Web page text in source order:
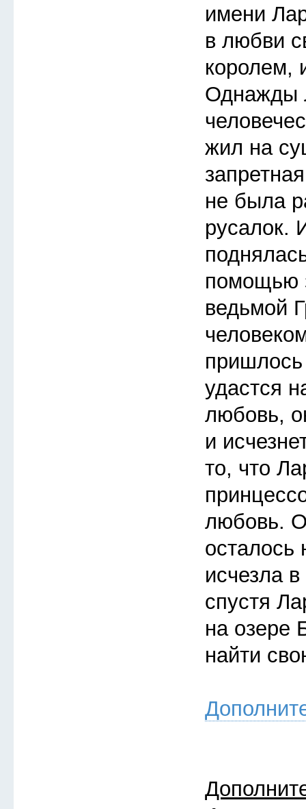
имени
в любви
королем,
Однажды
жил на
не была
русалок.
помощью
ведьмой
удастся
любовь,
и
то, что
любовь.
осталось
исчезла
спустя
на озере
найти